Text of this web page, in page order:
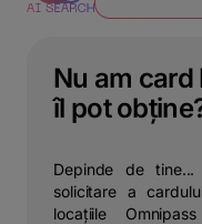
Nu am card
îl pot
Depinde de
solicitare a
locațiile